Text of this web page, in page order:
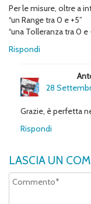
Per le misure, oltre a
“un Range tra 0 e +5”
“una Tolleranza tra 0 e
Rispondi
28
Grazie, è perfetta
Rispondi
LASCIA UN